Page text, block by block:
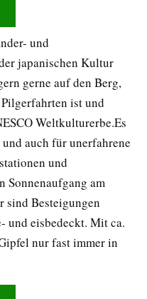
und
japanischen Kultur
gerne auf den Berg,
ist und
Weltkulturerbe.Es
auch für unerfahrene
und
Sonnenaufgang am
sind Besteigungen
und eisbedeckt. Mit ca.
nur fast immer in